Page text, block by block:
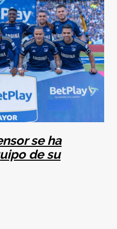
se ha
de su